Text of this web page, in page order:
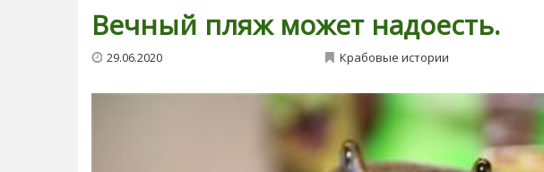
Вечный пляж может надоесть.
29.06.2020 Крабовые истории